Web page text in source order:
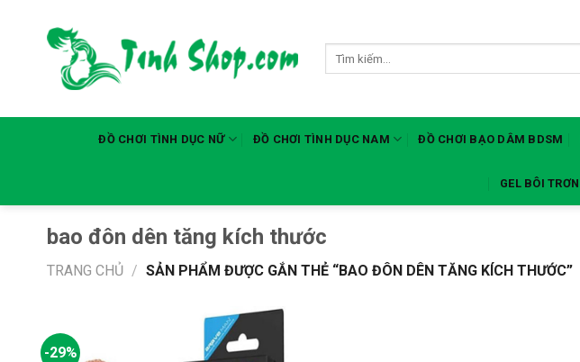
Tìm
ĐỒ CHƠI TÌNH DỤC NỮ ĐỒ CHƠI TÌNH DỤC NAM ĐỒ CHƠI BẠO DÂM BDSM
GEL BÔI TRƠN
bao đôn dên tăng kích thước
TRANG CHỦ / SẢN PHẨM ĐƯỢC GẮN THẺ “BAO ĐÔN DÊN TĂNG KÍCH THƯỚC”
-29%